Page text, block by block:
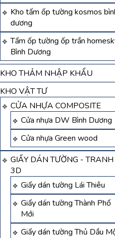
Kho tấm ốp tường kosmos
dương
Tấm ốp tường ốp trần
Bình Dương
KHO THẢM NHẬP KHẨU
KHO VẬT TƯ
CỬA NHỰA COMPOSITE
Cửa nhựa DW Bình Dương
Cửa nhựa Green wood
GIẤY DÁN TƯỜNG - TRANH
3D
Giấy dán tường Lái Thiêu
Giấy dán tường Thành Phố
Mới
Giấy dán tường Thủ Dầu